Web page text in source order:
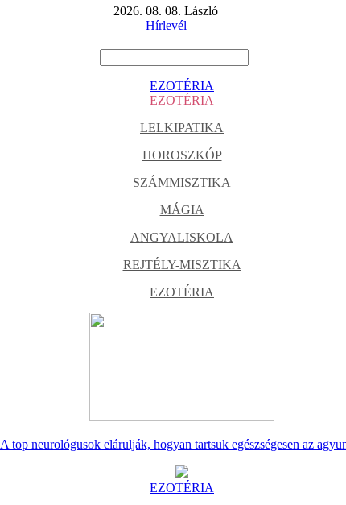
2026. 08. 08. László
Hírlevél
EZOTÉRIA
EZOTÉRIA
LELKIPATIKA
HOROSZKÓP
SZÁMMISZTIKA
MÁGIA
ANGYALISKOLA
REJTÉLY-MISZTIKA
EZOTÉRIA
A top neurológusok elárulják, hogyan tartsuk egészségesen az
EZOTÉRIA